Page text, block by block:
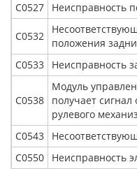
С0527
Неисправность
С0532
положения
С0533
Неисправность
С0538
Модуль
получает сигнал
рулевого
С0543
С0550
Неисправность